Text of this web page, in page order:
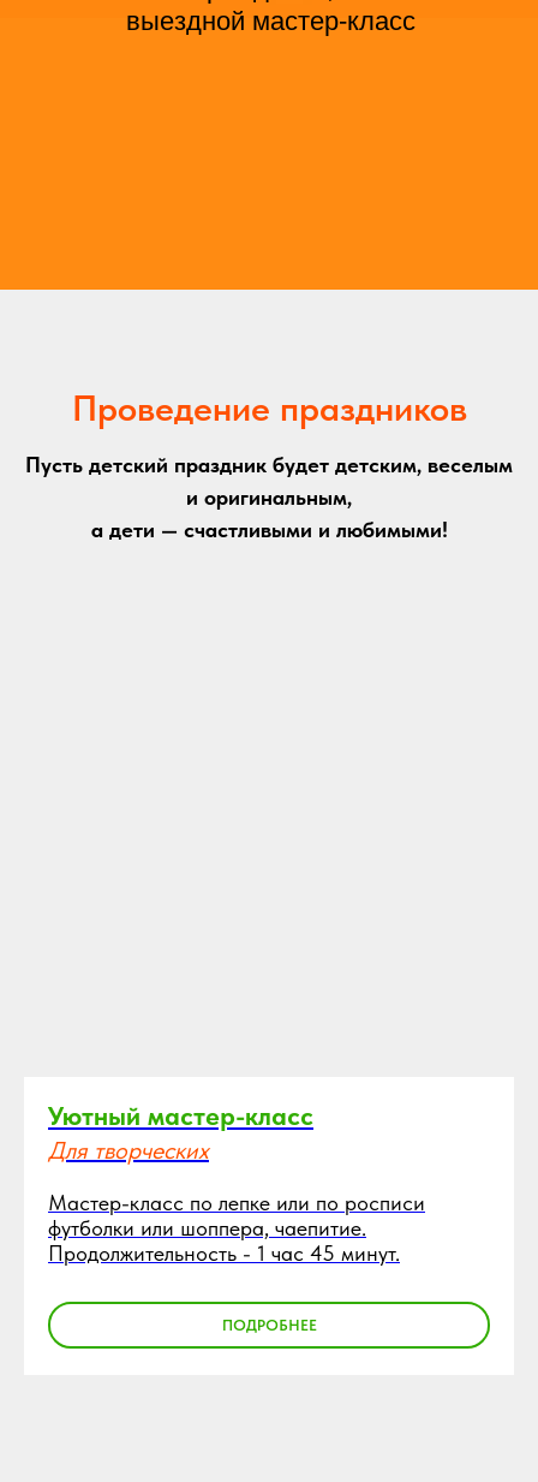
выездной мастер-класс
Проведение праздников
Пусть детский праздник будет детским, веселым
и оригинальным,
а дети — счастливыми и любимыми!
Уютный мастер-класс
Для творческих
Мастер-класс по лепке или по росписи
футболки или шоппера, чаепитие.
Продолжительность - 1 час 45 минут.
ПОДРОБНЕЕ